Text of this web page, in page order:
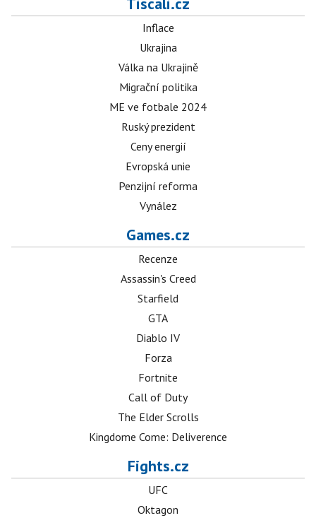
Inflace
Ukrajina
Válka na Ukrajině
Migrační politika
ME ve fotbale 2024
Ruský prezident
Ceny energií
Evropská unie
Penzijní reforma
Vynález
Games.cz
Recenze
Assassin's Creed
Starfield
GTA
Diablo IV
Forza
Fortnite
Call of Duty
The Elder Scrolls
Kingdome Come: Deliverence
Fights.cz
UFC
Oktagon